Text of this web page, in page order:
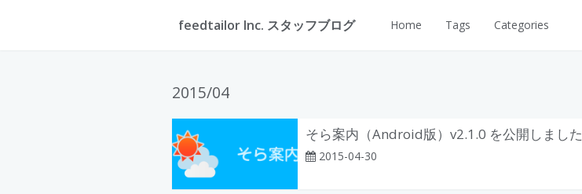
feedtailor Inc. スタッフブログ Home Tags Categories
2015/04
そら案内（Android版）v2.1.0 を公開しました
2015-04-30